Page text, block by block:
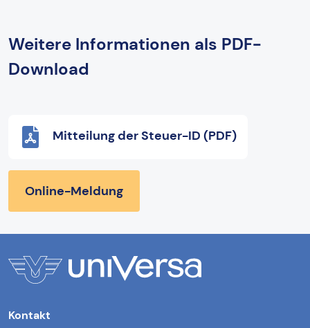
Weitere Informationen als PDF-
Download
Mitteilung der Steuer-ID (PDF)
Online-Meldung
Kontakt